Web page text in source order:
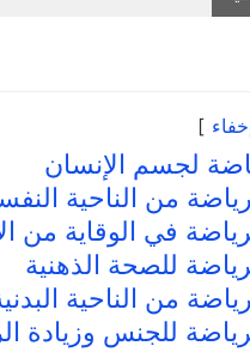
لجسم الإنسان
من الناحية
في الوقاية من
للصحة الذهنية
من الناحية
للجنس وزيادة